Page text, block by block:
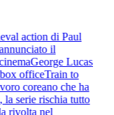
action di Paul
il
George Lucas
officeTrain to
coreano che ha
serie rischia tutto
rivolta nel